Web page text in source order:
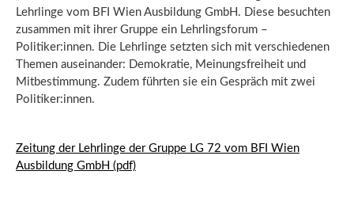
Lehrlinge vom BFI Wien Ausbildung GmbH. Diese besuchten
zusammen mit ihrer Gruppe ein Lehrlingsforum –
Politiker:innen. Die Lehrlinge setzten sich mit verschiedenen
Themen auseinander: Demokratie, Meinungsfreiheit und
Mitbestimmung. Zudem führten sie ein Gespräch mit zwei
Politiker:innen.
Zeitung der Lehrlinge der Gruppe LG 72 vom BFI Wien
Ausbildung GmbH (pdf)